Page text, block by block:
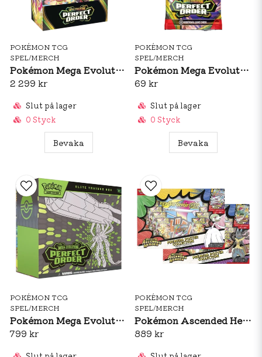
POKÉMON TCG
SPEL/MERCH
Pokémon Mega Evolution: Perfect Order Booster Box
2 299 kr
Slut på lager
0 Styck
Bevaka
POKÉMON TCG
SPEL/MERCH
Pokémon Mega Evolution: Perfect Order Booster Pack
69 kr
Slut på lager
0 Styck
Bevaka
POKÉMON TCG
SPEL/MERCH
Pokémon Mega Evolution: Perfect Order Elite Trainer Box
799 kr
POKÉMON TCG
SPEL/MERCH
Pokémon Ascended Heroes Premium Poster Collection
889 kr